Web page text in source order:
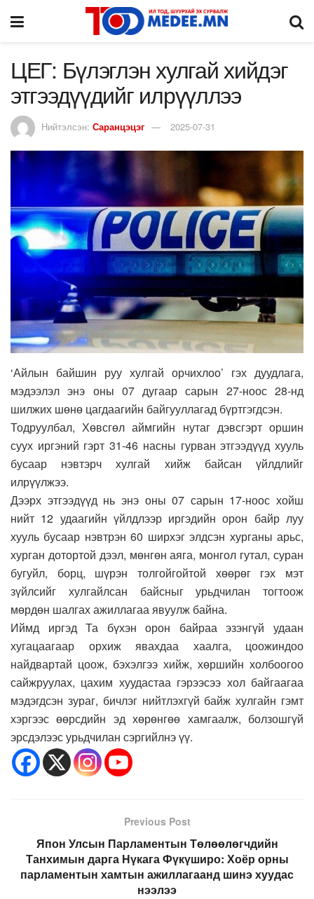
ЦЕГ: Бүлэглэн хулгай хийдэг
этгээдүүдийг илрүүллээ
Нийтэлсэн: Саранцэцэг 2025-07-31
‘Айлын байшин руу хулгай орчихлоо’ гэх дуудлага,
мэдээлэл энэ оны 07 дугаар сарын 27-ноос 28-нд
шилжих шөнө цагдаагийн байгууллагад бүртгэгдсэн.
Тодруулбал, Хөвсгөл аймгийн нутаг дэвсгэрт оршин
суух иргэний гэрт 31-46 насны гурван этгээдүүд хууль
бусаар нэвтэрч хулгай хийж байсан үйлдлийг
илрүүлжээ.
Дээрх этгээдүүд нь энэ оны 07 сарын 17-ноос хойш
нийт 12 удаагийн үйлдлээр иргэдийн орон байр луу
хууль бусаар нэвтрэн 60 ширхэг элдсэн хурганы арьс,
хурган дотортой дээл, мөнгөн аяга, монгол гутал, суран
бугуйл, борц, шүрэн толгойгойтой хөөрөг гэх мэт
зүйлсийг хулгайлсан байсныг урьдчилан тогтоож
мөрдөн шалгах ажиллагаа явуулж байна.
Иймд иргэд Та бүхэн орон байраа эзэнгүй удаан
хугацаагаар орхиж явахдаа хаалга, цоожиндоо
найдвартай цоож, бэхэлгээ хийж, хөршийн холбоогоо
сайжруулах, цахим хуудастаа гэрээсээ хол байгаагаа
мэдэгдсэн зураг, бичлэг нийтлэхгүй байж хулгайн гэмт
хэргээс өөрсдийн эд хөрөнгөө хамгаалж, болзошгүй
эрсдэлээс урьдчилан сэргийлнэ үү.
Previous Post
Япон Улсын Парламентын Төлөөлөгчдийн
Танхимын дарга Нүкага Фүкүширо: Хоёр орны
парламентын хамтын ажиллагаанд шинэ хуудас
нээлээ